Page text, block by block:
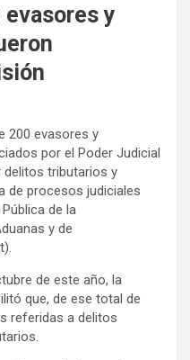
evasores y
200 evasores y
por el Poder Judicial
delitos tributarios y
de procesos judiciales
de la
y de
de este año, la
que, de ese total de
referidas a delitos